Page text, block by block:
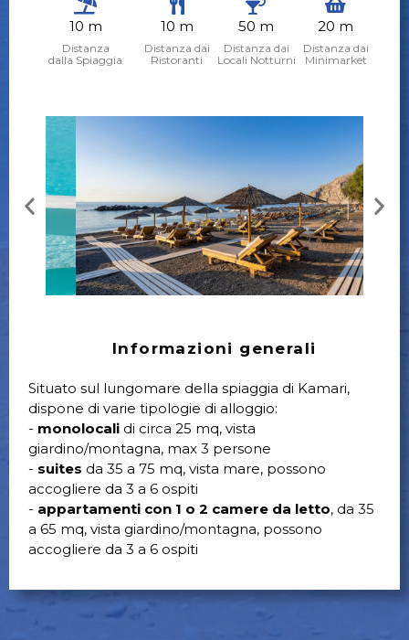
10 m
Distanza
dalla Spiaggia
10 m
Distanza dai
Ristoranti
50 m
Distanza dai
Locali Notturni
20 m
Distanza dai
Minimarket
Informazioni generali
Situato sul lungomare della spiaggia di Kamari,
dispone di varie tipologie di alloggio:
- monolocali di circa 25 mq, vista
giardino/montagna, max 3 persone
- suites da 35 a 75 mq, vista mare, possono
accogliere da 3 a 6 ospiti
- appartamenti con 1 o 2 camere da letto, da 35
a 65 mq, vista giardino/montagna, possono
accogliere da 3 a 6 ospiti